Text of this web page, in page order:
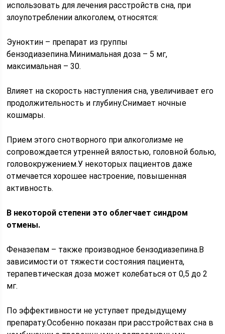
использовать для лечения расстройств сна, при
злоупотреблении алкоголем, относятся:
Эуноктин – препарат из группы
бензодиазепина.Минимальная доза – 5 мг,
максимальная – 30.
Влияет на скорость наступления сна, увеличивает его
продолжительность и глубину.Снимает ночные
кошмары.
Прием этого снотворного при алкоголизме не
сопровождается утренней вялостью, головной болью,
головокружением.У некоторых пациентов даже
отмечается хорошее настроение, повышенная
активность.
В некоторой степени это облегчает синдром
отмены.
Феназепам – также производное бензодиазепина.В
зависимости от тяжести состояния пациента,
терапевтическая доза может колебаться от 0,5 до 2
мг.
По эффективности не уступает предыдущему
препарату.Особенно показан при расстройствах сна в